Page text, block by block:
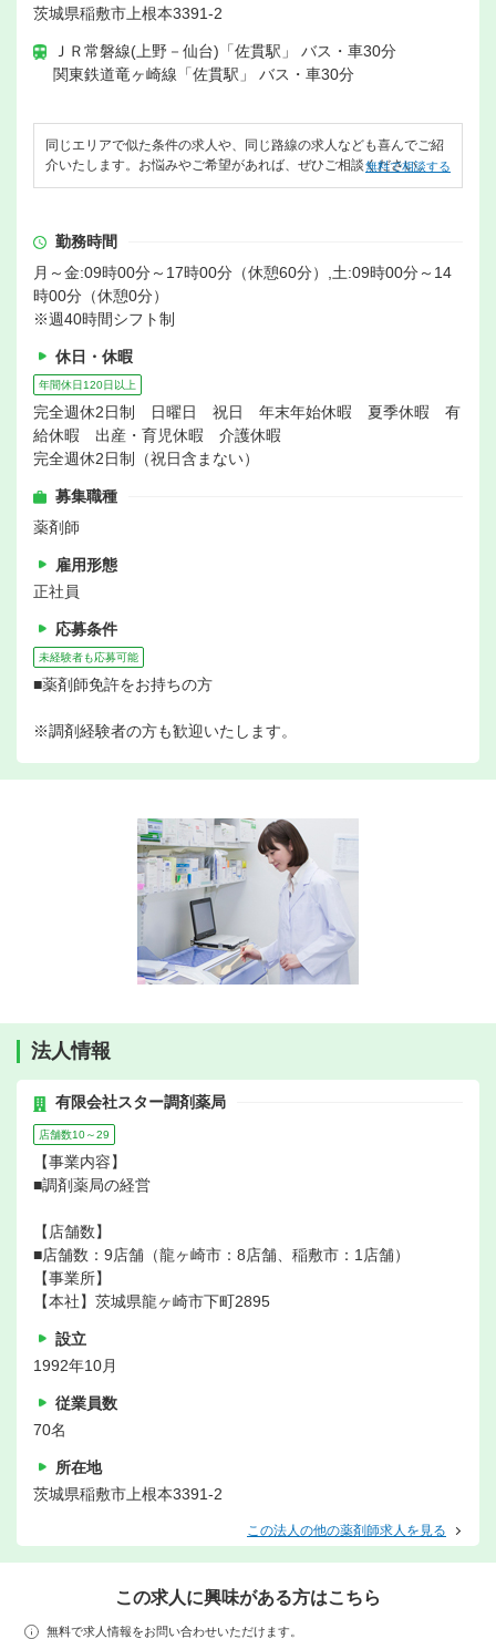
茨城県稲敷市上根本3391-2
ＪＲ常磐線(上野－仙台)「佐貫駅」 バス・車30分
関東鉄道竜ヶ崎線「佐貫駅」 バス・車30分
同じエリアで似た条件の求人や、同じ路線の求人なども喜んでご紹
介いたします。お悩みやご希望があれば、ぜひご相談ください。
無料で相談する
勤務時間
月～金:09時00分～17時00分（休憩60分）,土:09時00分～14
時00分（休憩0分）
※週40時間シフト制
休日・休暇
年間休日120日以上
完全週休2日制 日曜日 祝日 年末年始休暇 夏季休暇 有
給休暇 出産・育児休暇 介護休暇
完全週休2日制（祝日含まない）
募集職種
薬剤師
雇用形態
正社員
応募条件
未経験者も応募可能
■薬剤師免許をお持ちの方
※調剤経験者の方も歓迎いたします。
法人情報
有限会社スター調剤薬局
店舗数10～29
【事業内容】
■調剤薬局の経営
【店舗数】
■店舗数：9店舗（龍ヶ崎市：8店舗、稲敷市：1店舗）
【事業所】
【本社】茨城県龍ヶ崎市下町2895
設立
1992年10月
従業員数
70名
所在地
茨城県稲敷市上根本3391-2
この法人の他の薬剤師求人を見る
この求人に興味がある方はこちら
無料で求人情報をお問い合わせいただけます。